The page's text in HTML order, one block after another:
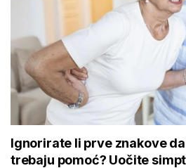
Ignorirate li prve znakove
trebaju pomoć? Uočite